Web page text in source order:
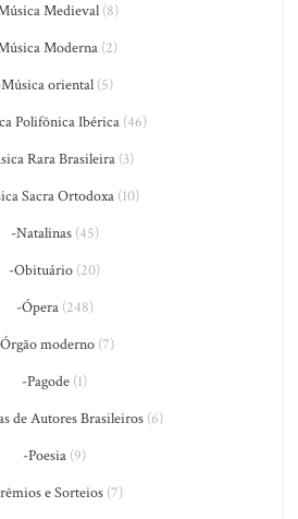
Medieval(8)
Moderna (2)
oriental (5)
Polifônica Ibérica(46)
Rara Brasileira (3)
Sacra Ortodoxa (10)
-Natalinas(45)
-Obituário (20)
-Ópera(248)
moderno (7)
-Pagode (1)
de Autores Brasileiros(6)
-Poesia (9)
e Sorteios(7)